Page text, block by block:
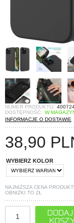
NUMER PRODUKTU:
DOSTĘPNOŚĆ: W
INFORMACJE O DOSTAWIE
38,90
WYBIERZ KOLOR
NAJNIŻSZA CENA
OBNIŻKI TO ZŁ